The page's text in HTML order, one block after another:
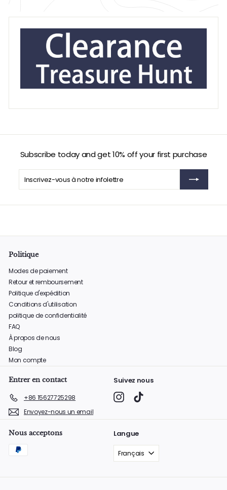
Subscribe today and get 10% off your first purchase
Inscrivez-
vous
à
infolettre
S'inscrire
Politique
Modes de paiement
Retour et remboursement
Politique d'expédition
Conditions d'utilisation
politique de confidentialité
FAQ
À propos de nous
Blog
Mon compte
Entrer en contact
+86 15627725298
Envoyez-nous un email
Suivez nous
Instagram
TikTok
Nous acceptons Langue
Français